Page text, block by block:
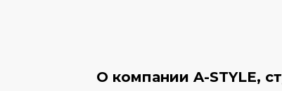
О компании A-STYLE,